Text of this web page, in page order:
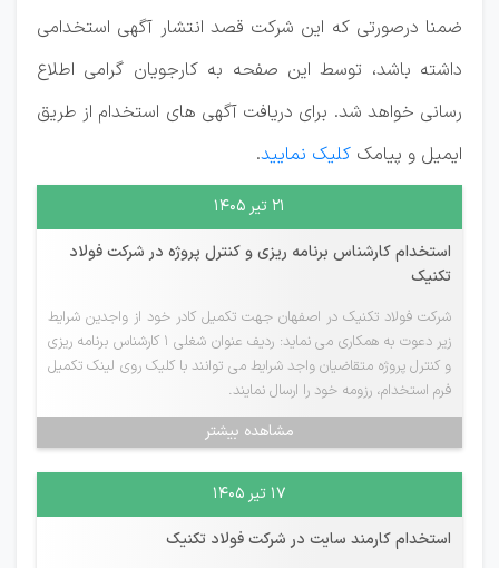
ضمنا درصورتی که این شرکت قصد انتشار آگهی استخدامی
داشته باشد، توسط این صفحه به کارجویان گرامی اطلاع
رسانی خواهد شد. برای دریافت آگهی های استخدام از طریق
ایمیل و پیامک کلیک نمایید.
۲۱ تیر ۱۴۰۵
استخدام کارشناس برنامه ریزی و کنترل پروژه در شرکت فولاد
تکنیک
شرکت فولاد تکنیک در اصفهان جهت تکمیل کادر خود از واجدین شرایط
زیر دعوت به همکاری می نماید: ردیف عنوان شغلی 1 کارشناس برنامه ریزی
و کنترل پروژه متقاضیان واجد شرایط می توانند با کلیک روی لینک تکمیل
فرم استخدام، رزومه خود را ارسال نمایند.
مشاهده بیشتر
۱۷ تیر ۱۴۰۵
استخدام کارمند سایت در شرکت فولاد تکنیک